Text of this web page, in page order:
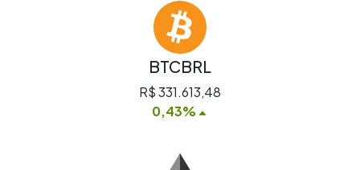
BTCBRL
R$ 331.613,48
0,43%